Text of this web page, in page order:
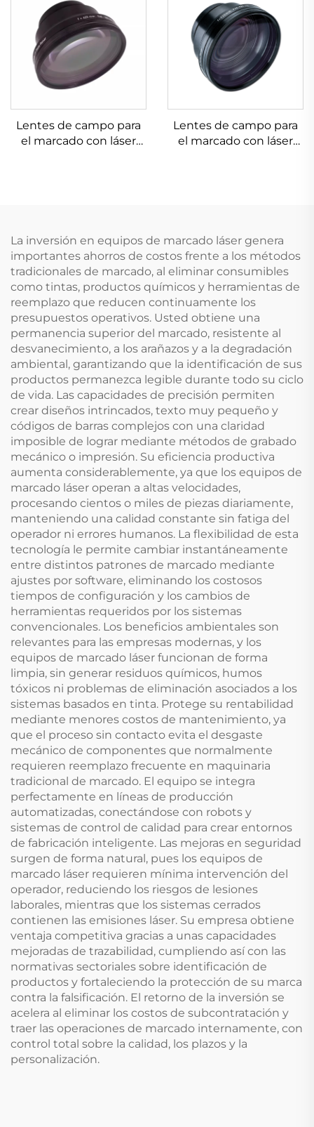
Lentes de campo para
el marcado con láser
Lentes de campo para
el marcado con láser
La inversión en equipos de marcado láser genera
importantes ahorros de costos frente a los métodos
tradicionales de marcado, al eliminar consumibles
como tintas, productos químicos y herramientas de
reemplazo que reducen continuamente los
presupuestos operativos. Usted obtiene una
permanencia superior del marcado, resistente al
desvanecimiento, a los arañazos y a la degradación
ambiental, garantizando que la identificación de sus
productos permanezca legible durante todo su ciclo
de vida. Las capacidades de precisión permiten
crear diseños intrincados, texto muy pequeño y
códigos de barras complejos con una claridad
imposible de lograr mediante métodos de grabado
mecánico o impresión. Su eficiencia productiva
aumenta considerablemente, ya que los equipos de
marcado láser operan a altas velocidades,
procesando cientos o miles de piezas diariamente,
manteniendo una calidad constante sin fatiga del
operador ni errores humanos. La flexibilidad de esta
tecnología le permite cambiar instantáneamente
entre distintos patrones de marcado mediante
ajustes por software, eliminando los costosos
tiempos de configuración y los cambios de
herramientas requeridos por los sistemas
convencionales. Los beneficios ambientales son
relevantes para las empresas modernas, y los
equipos de marcado láser funcionan de forma
limpia, sin generar residuos químicos, humos
tóxicos ni problemas de eliminación asociados a los
sistemas basados en tinta. Protege su rentabilidad
mediante menores costos de mantenimiento, ya
que el proceso sin contacto evita el desgaste
mecánico de componentes que normalmente
requieren reemplazo frecuente en maquinaria
tradicional de marcado. El equipo se integra
perfectamente en líneas de producción
automatizadas, conectándose con robots y
sistemas de control de calidad para crear entornos
de fabricación inteligente. Las mejoras en seguridad
surgen de forma natural, pues los equipos de
marcado láser requieren mínima intervención del
operador, reduciendo los riesgos de lesiones
laborales, mientras que los sistemas cerrados
contienen las emisiones láser. Su empresa obtiene
ventaja competitiva gracias a unas capacidades
mejoradas de trazabilidad, cumpliendo así con las
normativas sectoriales sobre identificación de
productos y fortaleciendo la protección de su marca
contra la falsificación. El retorno de la inversión se
acelera al eliminar los costos de subcontratación y
traer las operaciones de marcado internamente, con
control total sobre la calidad, los plazos y la
personalización.